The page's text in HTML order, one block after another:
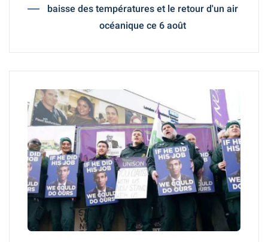
baisse des températures et le retour d'un air
océanique ce 6 août